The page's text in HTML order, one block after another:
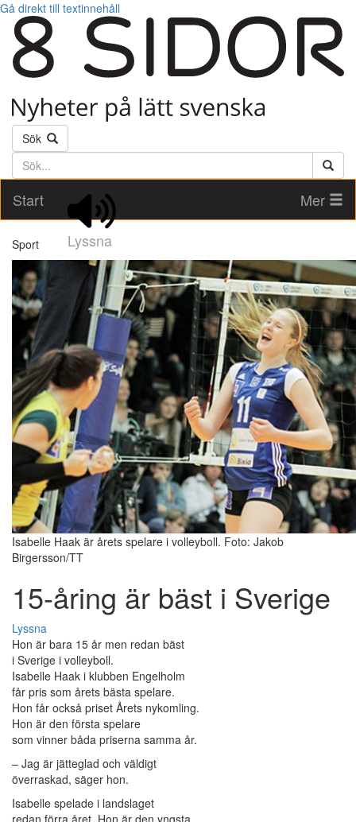
Gå direkt till textinnehåll
Sök
Söktext
Start
Lyssna
Mer
Sport
Isabelle Haak är årets spelare i volleyboll. Foto: Jakob
Birgersson/TT
15-åring är bäst i Sverige
Lyssna
Hon är bara 15 år men redan bäst
i Sverige i volleyboll.
Isabelle Haak i klubben Engelholm
får pris som årets bästa spelare.
Hon får också priset Årets nykomling.
Hon är den första spelare
som vinner båda priserna samma år.
– Jag är jätteglad och väldigt
överraskad, säger hon.
Isabelle spelade i landslaget